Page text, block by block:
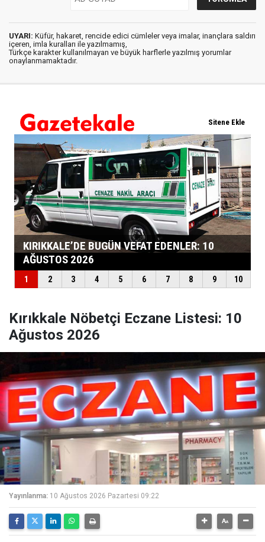
UYARI: Küfür, hakaret, rencide edici cümleler veya imalar, inançlara saldırı
içeren, imla kuralları ile yazılmamış,
Türkçe karakter kullanılmayan ve büyük harflerle yazılmış yorumlar
onaylanmamaktadır.
Kırıkkale Nöbetçi Eczane Listesi: 10
Ağustos 2026
Yayınlanma: 10 Ağustos 2026 Pazartesi 09:22